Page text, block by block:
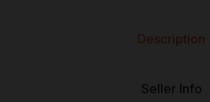
Description
Seller Info